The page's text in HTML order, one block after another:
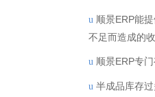
u 顺景ERP能
不足而造成的
u 顺景ERP专
u 半成品库存